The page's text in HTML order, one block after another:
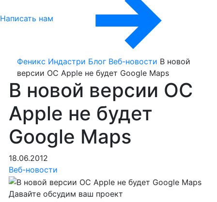
Написать нам
Феникс Индастри Блог Веб-новости В новой
версии ОС Apple не будет Google Maps
В новой версии ОС
Apple не будет
Google Maps
18.06.2012
Веб-новости
Давайте обсудим ваш проект